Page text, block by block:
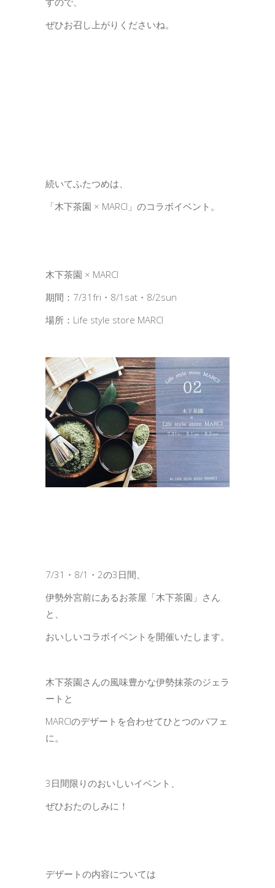
ぜひお召し上がりくださいね。
続いてふたつめは、
「木下茶園 × MARCI」のコラボイベント。
木下茶園 × MARCI
期間：7/31fri・8/1sat・8/2sun
場所：Life style store MARCI
7/31・8/1・2の3日間、
伊勢外宮前にあるお茶屋「木下茶園」さん
と、
おいしいコラボイベントを開催いたします。
木下茶園さんの風味豊かな伊勢抹茶のジェラ
ートと
MARCIのデザートを合わせてひとつのパフェ
に。
3日間限りのおいしいイベント、
ぜひおたのしみに！
デザートの内容については